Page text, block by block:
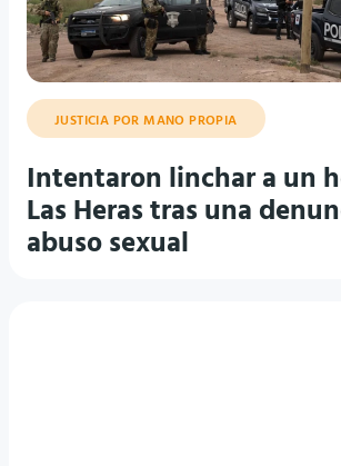
JUSTICIA POR MANO PROPIA
Intentaron linchar a un
Las Heras tras una
abuso sexual